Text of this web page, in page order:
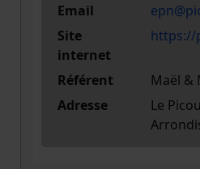
Email
Site
internet
https://
Référent
Maël &
Adresse
Le